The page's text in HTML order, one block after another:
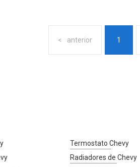
anterior 1
Termostato Chevy
Radiadores de Chevy